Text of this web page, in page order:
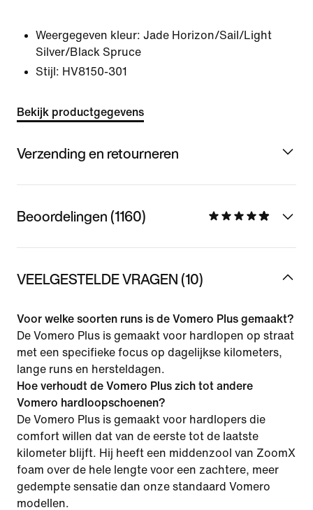
Weergegeven kleur: Jade Horizon/Sail/Light
Silver/Black Spruce
Stijl: HV8150-301
Bekijk productgegevens
Verzending en retourneren
Beoordelingen (1160)
VEELGESTELDE VRAGEN (10)
Voor welke soorten runs is de Vomero Plus gemaakt?
De Vomero Plus is gemaakt voor hardlopen op straat
met een specifieke focus op dagelijkse kilometers,
lange runs en hersteldagen.
Hoe verhoudt de Vomero Plus zich tot andere
Vomero hardloopschoenen?
De Vomero Plus is gemaakt voor hardlopers die
comfort willen dat van de eerste tot de laatste
kilometer blijft. Hij heeft een middenzool van ZoomX
foam over de hele lengte voor een zachtere, meer
gedempte sensatie dan onze standaard Vomero
modellen.